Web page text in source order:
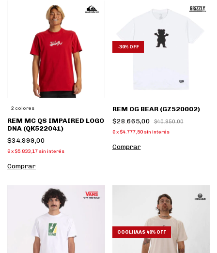
2 colores
REM MC QS IMPAIRED LOGO
DNA (QK522041)
$34.999,00
6x $5.833,17 sin interés
Comprar
-30% OFF
REM OG BEAR (GZ520002)
$28.665,00
$40.950,00
6 x $4.777,50 sin interés
Comprar
COOLHAAS 40% OFF